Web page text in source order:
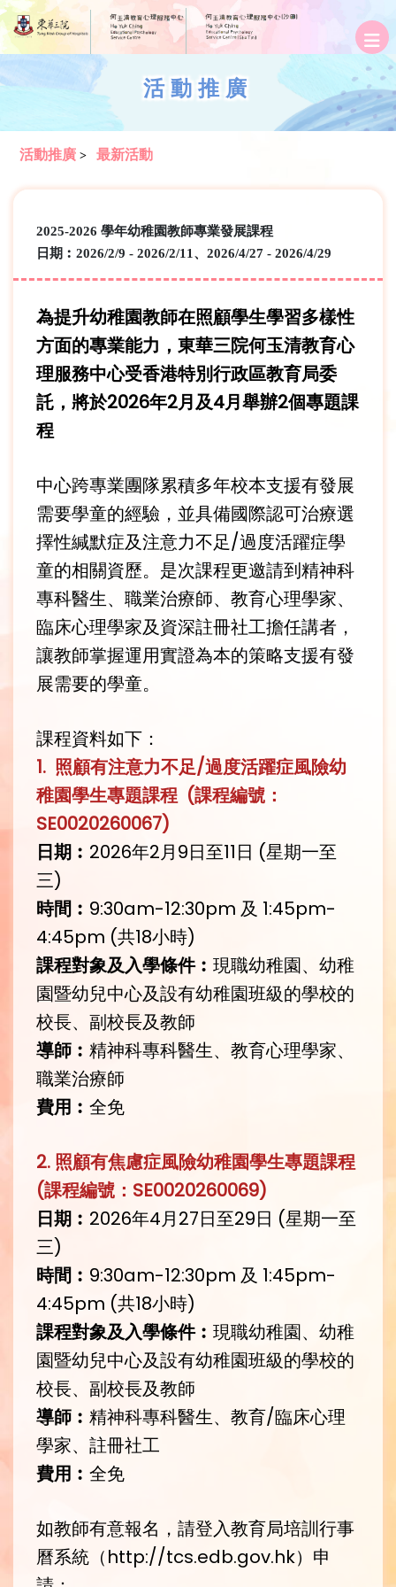
活動推廣
活動推廣 > 最新活動
2025-2026 學年幼稚園教師專業發展課程
日期︰2026/2/9 - 2026/2/11、2026/4/27 - 2026/4/29
為提升幼稚園教師在照顧學生學習多樣性
方面的專業能力，東華三院何玉清教育心
理服務中心受香港特別行政區教育局委
託，將於2026年2月及4月舉辦2個專題課
程
中心跨專業團隊累積多年校本支援有發展
需要學童的經驗，並具備國際認可治療選
擇性緘默症及注意力不足/過度活躍症學
童的相關資歷。是次課程更邀請到精神科
專科醫生、職業治療師、教育心理學家、
臨床心理學家及資深註冊社工擔任講者，
讓教師掌握運用實證為本的策略支援有發
展需要的學童。
課程資料如下：
1. 照顧有注意力不足/過度活躍症風險幼
稚園學生專題課程 (課程編號：
SE0020260067)
日期︰ 2026年2月9日至11日 (星期一至
三)
時間︰ 9:30am-12:30pm 及 1:45pm-
4:45pm (共18小時)
課程對象及入學條件︰ 現職幼稚園、幼稚
園暨幼兒中心及設有幼稚園班級的學校的
校長、副校長及教師
導師︰ 精神科專科醫生、教育心理學家、
職業治療師
費用︰ 全免
2. 照顧有焦慮症風險幼稚園學生專題課程
(課程編號：SE0020260069)
日期︰ 2026年4月27日至29日 (星期一至
三)
時間︰ 9:30am-12:30pm 及 1:45pm-
4:45pm (共18小時)
課程對象及入學條件︰ 現職幼稚園、幼稚
園暨幼兒中心及設有幼稚園班級的學校的
校長、副校長及教師
導師︰ 精神科專科醫生、教育/臨床心理
學家、註冊社工
費用︰ 全免
如教師有意報名，請登入教育局培訓行事
曆系統（http://tcs.edb.gov.hk）申